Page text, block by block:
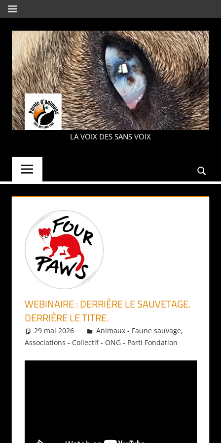
Aller
au
contenu
MENU
PAROLE
LA VOIX DES SANS VOIX
WEBINAIRE : DERRIÈRE LE SAUVETAGE.
DERRIÈRE LE TITRE.
29 mai 2026 Daniel
Animaux - Faune sauvage,
Associations - Collectif - ONG - Parti Fondation